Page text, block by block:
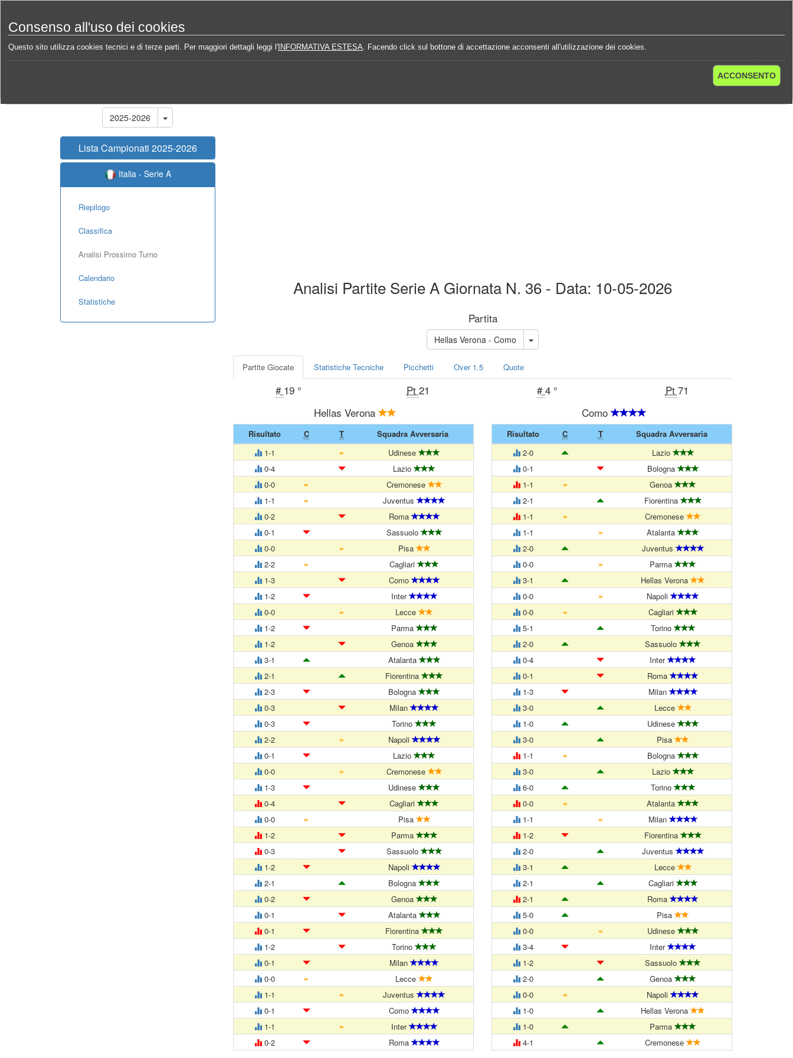
Consenso all'uso dei cookies
Questo sito utilizza cookies tecnici e di terze parti. Per maggiori dettagli leggi l' INFORMATIVA ESTESA. Facendo click sul bottone di accettazione acconsenti all'utilizzazione dei cookies.
ACCONSENTO
Home Campionati Italia - Serie A 2025-2026 Analisi Prossimo Turno
2025-2026
Lista Campionati 2025-2026
Italia - Serie A
Riepilogo
Classifica
Analisi Prossimo Turno
Calendario
Statistiche
Analisi Partite Serie A Giornata N. 36 - Data: 10-05-2026
Partita
Hellas Verona - Como
Partite Giocate Statistiche Tecniche Picchetti Over 1.5 Quote
# 19 ° Pt21
Hellas Verona
Risultato C T
Squadra Avversaria
1-1
=
Udinese
0-4
Lazio
0-0
=
Cremonese
1-1
=
Juventus
0-2
Roma
0-1
Sassuolo
0-0
=
Pisa
2-2
=
Cagliari
1-3
Como
1-2
Inter
0-0
=
Lecce
1-2
Parma
1-2
Genoa
3-1
Atalanta
2-1
Fiorentina
2-3
Bologna
0-3
Milan
0-3
Torino
2-2
=
Napoli
0-1
Lazio
0-0
=
Cremonese
1-3
Udinese
0-4
Cagliari
0-0
=
Pisa
1-2
Parma
0-3
Sassuolo
1-2
Napoli
2-1
Bologna
0-2
Genoa
0-1
Atalanta
0-1
Fiorentina
1-2
Torino
0-1
Milan
0-0
=
Lecce
1-1
=
Juventus
0-1
Como
1-1
=
Inter
0-2
Roma
#4 ° Pt 71
Como
Risultato C T
Squadra Avversaria
2-0
Lazio
0-1
Bologna
1-1
=
Genoa
2-1
Fiorentina
1-1
=
Cremonese
1-1
=
Atalanta
2-0
Juventus
0-0
=
Parma
3-1
Hellas Verona
0-0
=
Napoli
0-0
=
Cagliari
5-1
Torino
2-0
Sassuolo
0-4
Inter
0-1
Roma
1-3
Milan
3-0
Lecce
1-0
Udinese
3-0
Pisa
1-1
=
Bologna
3-0
Lazio
6-0
Torino
0-0
=
Atalanta
1-1
=
Milan
1-2
Fiorentina
2-0
Juventus
3-1
Lecce
2-1
Cagliari
2-1
Roma
5-0
Pisa
0-0
=
Udinese
3-4
Inter
1-2
Sassuolo
2-0
Genoa
0-0
=
Napoli
1-0
Hellas Verona
1-0
Parma
4-1
Cremonese